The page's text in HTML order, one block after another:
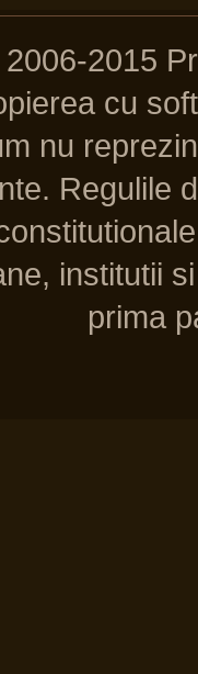
2015
cu
nu
Regulile
institutii
prima